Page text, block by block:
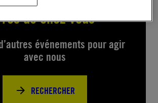
de chez vous
événements pour agir
avec nous
RECHERCHER